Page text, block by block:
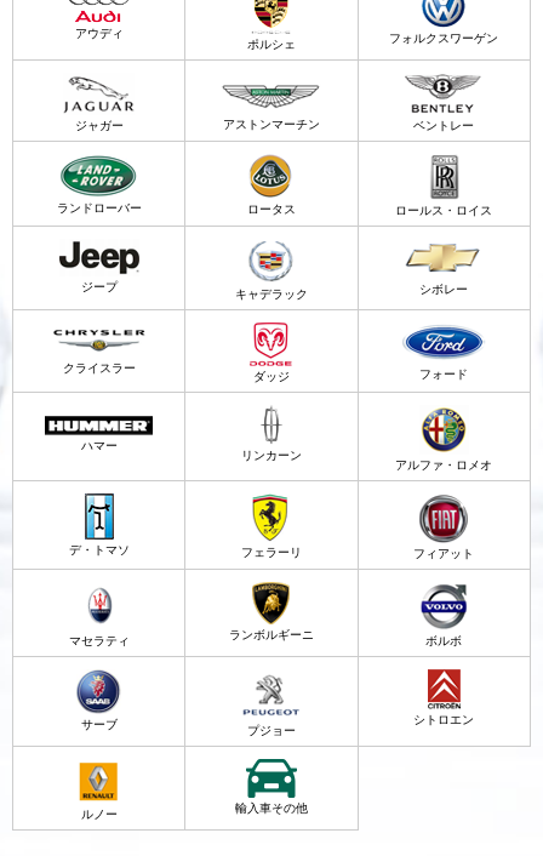
アウディ
ポルシェ フォルクスワーゲン
ジャガー アストンマーチン ベントレー
ランドローバー ロータス ロールス・ロイス
ジープ キャデラック シボレー
クライスラー ダッジ フォード
ハマー
リンカーン
アルファ・ロメオ
デ・トマソ フェラーリ フィアット
マセラティ ランボルギーニ ボルボ
サーブ プジョー
シトロエン
ルノー 輸入車その他